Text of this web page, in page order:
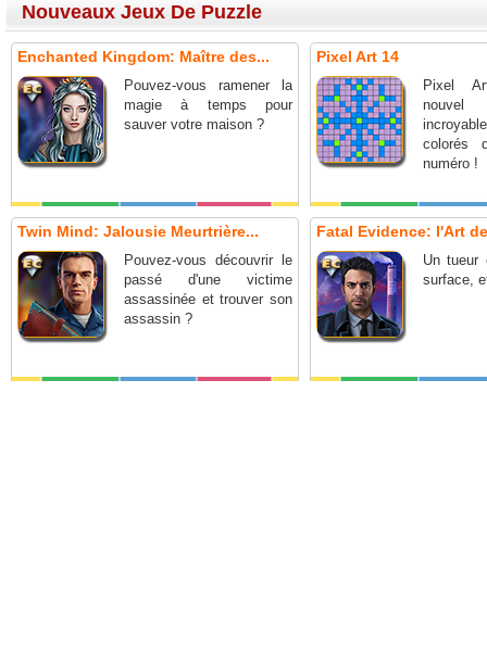
Nouveaux Jeux De Puzzle
Enchanted Kingdom: Maître des...
Pouvez-vous ramener la
magie à temps pour
sauver votre maison ?
Pixel Art 14
Pixel
colorés
numéro !
Twin Mind: Jalousie Meurtrière...
Pouvez-vous découvrir le
passé d'une victime
assassinée et trouver son
assassin ?
Fatal Evidence: l'Art
Un tueur
surface,